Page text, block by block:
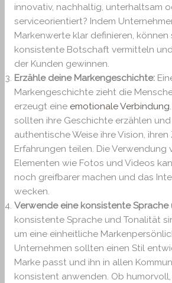
innovativ, nachhaltig, unterhaltsam
serviceorientiert? Indem
Markenwerte klar definieren, können
konsistente Botschaft vermitteln
der Kunden gewinnen.
Erzähle deine Markengeschichte:
Markengeschichte zieht die
erzeugt eine emotionale Verbindung
sollten ihre Geschichte erzählen
authentische Weise ihre Vision,
Erfahrungen teilen. Die Verwendung
Elementen wie Fotos und Videos
noch greifbarer machen und das
wecken.
Verwende eine konsistente Sprache
konsistente Sprache und Tonalität
um eine einheitliche
Unternehmen sollten einen Stil
Marke passt und ihn in allen
konsistent anwenden. Ob